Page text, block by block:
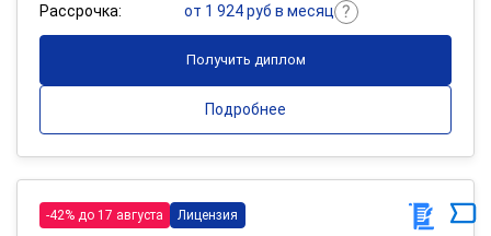
Рассрочка:
от 1 924 руб в месяц
Получить диплом
Подробнее
-42% до 17 августа Лицензия